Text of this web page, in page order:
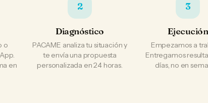
o
en
2
Diagnóstico
PACAME analiza tu situación y
te envía una propuesta
personalizada en 24 horas.
3
Ejecución
Empezamos a
Entregamos
días, no en